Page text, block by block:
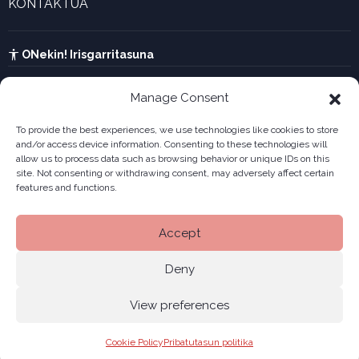
Manage Consent
To provide the best experiences, we use technologies like cookies to store
and/or access device information. Consenting to these technologies will
allow us to process data such as browsing behavior or unique IDs on this
site. Not consenting or withdrawing consent, may adversely affect certain
features and functions.
Accept
Deny
View preferences
Cookie PolicyPribatutasun politika
UTA kalkulagailua
KONTAKTUA
ONekin! Irisgarritasuna